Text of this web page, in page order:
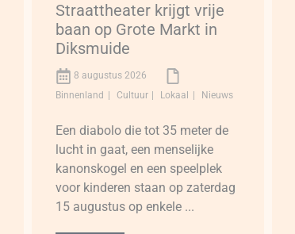
Straattheater krijgt vrije
baan op Grote Markt in
Diksmuide
8 augustus 2026
Binnenland
Cultuur Lokaal Nieuws
Een diabolo die tot 35 meter de
lucht in gaat, een menselijke
kanonskogel en een speelplek
voor kinderen staan op zaterdag
15 augustus op enkele ...